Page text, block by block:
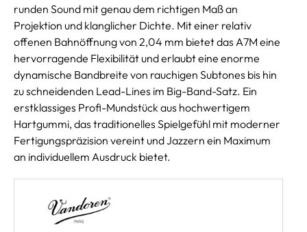
runden Sound mit genau dem richtigen Maß an
Projektion und klanglicher Dichte. Mit einer relativ
offenen Bahnöffnung von 2,04 mm bietet das A7M eine
hervorragende Flexibilität und erlaubt eine enorme
dynamische Bandbreite von rauchigen Subtones bis hin
zu schneidenden Lead-Lines im Big-Band-Satz. Ein
erstklassiges Profi-Mundstück aus hochwertigem
Hartgummi, das traditionelles Spielgefühl mit moderner
Fertigungspräzision vereint und Jazzern ein Maximum
an individuellem Ausdruck bietet.